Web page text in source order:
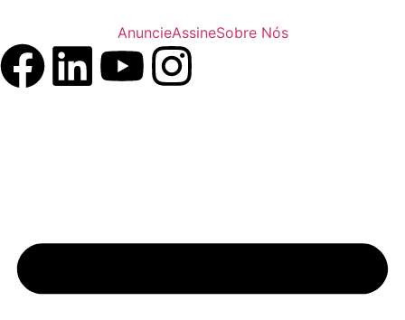
AnuncieAssineSobre Nós